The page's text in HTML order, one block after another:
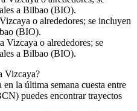
a Bilbao (BIO).
o alrededores; se incluyen
(BIO).
Vizcaya o alrededores; se
a Bilbao (BIO).
Vizcaya?
la última semana cuesta entre
puedes encontrar trayectos